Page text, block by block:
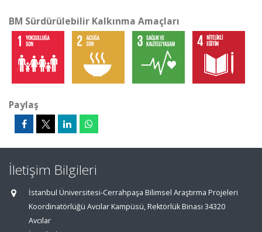
BM Sürdürülebilir Kalkınma Amaçları
Paylaş
İletişim Bilgileri
İstanbul Üniversitesi-Cerrahpaşa Bilimsel Araştırma Projeleri
Koordinatörlüğü Avcılar Kampüsü, Rektörlük Binası 34320
Avcılar